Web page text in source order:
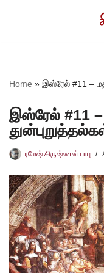
Home » இஸ்ரேல் #11 –
இஸ்ரேல் #11 –
ரமேஷ் கிருஷ்ணன் பாபு